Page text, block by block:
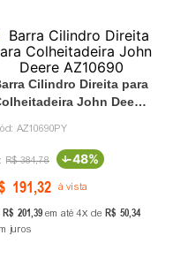
Cilindro Direita para
John Deere
AZ10690PY
R$ 384,78 -48%
191,32 à vista
R$ 201 39 em até4 de R$ 5034
juros